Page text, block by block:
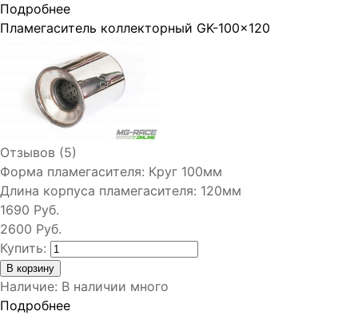
Подробнее
Пламегаситель коллекторный GK-100x120
Отзывов (5)
Форма пламегасителя: Круг 100мм
Длина корпуса пламегасителя: 120мм
1690 Руб.
2600 Руб.
Купить:
Наличие: В наличии много
Подробнее